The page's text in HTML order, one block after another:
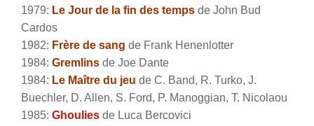
1979: Le Jour de la fin des temps de John Bud
Cardos
1982: Frère de sang de Frank Henenlotter
1984: Gremlins de Joe Dante
1984: Le Maître du jeu de C. Band, R. Turko, J.
Buechler, D. Allen, S. Ford, P. Manoggian, T. Nicolaou
1985: Ghoulies de Luca Bercovici